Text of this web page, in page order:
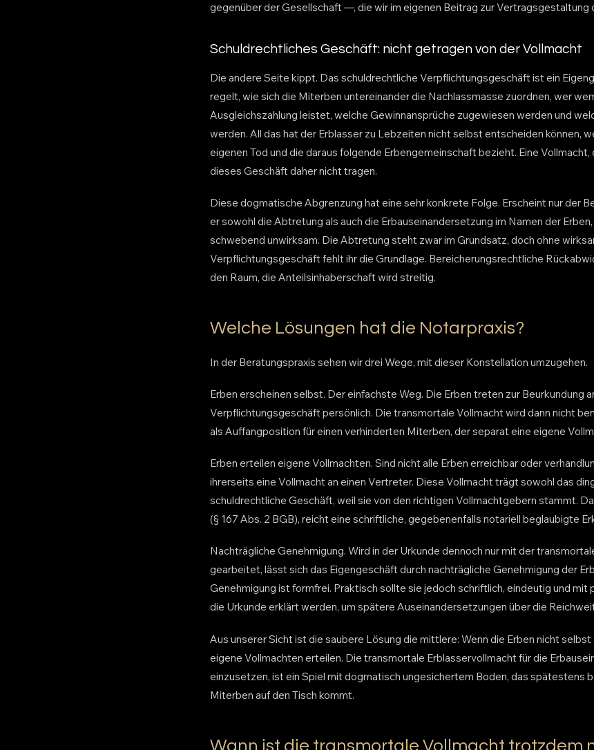
gegenüber der Gesellschaft —, die wir im eigenen Beitrag zur Vertragsgestaltung
Schuldrechtliches Geschäft: nicht getragen von der Vollmacht
Die andere Seite kippt. Das schuldrechtliche Verpflichtungsgeschäft ist ein
regelt, wie sich die Miterben untereinander die Nachlassmasse zuordnen, wer
Ausgleichszahlung leistet, welche Gewinnansprüche zugewiesen werden und
werden. All das hat der Erblasser zu Lebzeiten nicht selbst entscheiden können,
eigenen Tod und die daraus folgende Erbengemeinschaft bezieht. Eine Vollmacht,
dieses Geschäft daher nicht tragen.
Diese dogmatische Abgrenzung hat eine sehr konkrete Folge. Erscheint nur der
er sowohl die Abtretung als auch die Erbauseinandersetzung im Namen der
schwebend unwirksam. Die Abtretung steht zwar im Grundsatz, doch ohne
Verpflichtungsgeschäft fehlt ihr die Grundlage. Bereicherungsrechtliche
den Raum, die Anteilsinhaberschaft wird streitig.
Welche Lösungen hat die Notarpraxis?
In der Beratungspraxis sehen wir drei Wege, mit dieser Konstellation umzugehen.
Erben erscheinen selbst. Der einfachste Weg. Die Erben treten zur Beurkundung
Verpflichtungsgeschäft persönlich. Die transmortale Vollmacht wird dann nicht
als Auffangposition für einen verhinderten Miterben, der separat eine eigene
Erben erteilen eigene Vollmachten. Sind nicht alle Erben erreichbar oder
ihrerseits eine Vollmacht an einen Vertreter. Diese Vollmacht trägt sowohl das
schuldrechtliche Geschäft, weil sie von den richtigen Vollmachtgebern stammt.
(§ 167 Abs. 2 BGB), reicht eine schriftliche, gegebenenfalls notariell beglaubigte
Nachträgliche Genehmigung. Wird in der Urkunde dennoch nur mit der
gearbeitet, lässt sich das Eigengeschäft durch nachträgliche Genehmigung der
Genehmigung ist formfrei. Praktisch sollte sie jedoch schriftlich, eindeutig und mit
die Urkunde erklärt werden, um spätere Auseinandersetzungen über die
Aus unserer Sicht ist die saubere Lösung die mittlere: Wenn die Erben nicht
eigene Vollmachten erteilen. Die transmortale Erblasservollmacht für die
einzusetzen, ist ein Spiel mit dogmatisch ungesichertem Boden, das spätestens
Miterben auf den Tisch kommt.
Wann ist die transmortale Vollmacht trotzdem